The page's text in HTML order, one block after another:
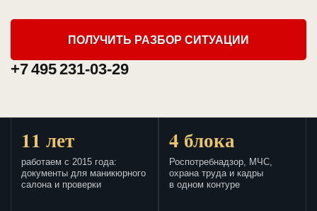
ПОЛУЧИТЬ РАЗБОР СИТУАЦИИ
+7 495 231-03-29
11 лет
работаем с 2015 года:
документы для маникюрного
салона и проверки
4 блока
Роспотребнадзор, МЧС,
охрана труда и кадры
в одном контуре